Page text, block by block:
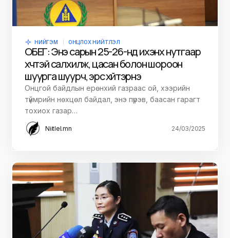
НИЙГЭМ ОНЦЛОХ НИЙТЛЭЛ
ОБЕГ: Энэ сарын 25-26-нд ихэнх нутгаар
хүчтэй салхилж, цасан болон шороон
шуурга шуурч, эрс хүйтэрнэ
Онцгой байдлын ерөнхий газраас ой, хээрийн
түймрийн нөхцөл байдал, энэ пүрэв, баасан гарагт
тохиох газар…
Niitlel.mn 24/03/2025